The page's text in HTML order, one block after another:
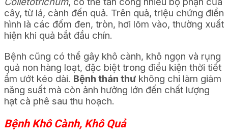
cây, từ lá, cành đến quả. Trên quả, triệu chứng điển
hình là các đốm đen, tròn, hơi lõm vào, thường xuất
hiện khi quả bắt đầu chín.
Bệnh cũng có thể gây khô cành, khô ngọn và rụng
quả non hàng loạt, đặc biệt trong điều kiện thời tiết
ẩm ướt kéo dài. Bệnh thán thư không chỉ làm giảm
năng suất mà còn ảnh hưởng lớn đến chất lượng
hạt cà phê sau thu hoạch.
Bệnh Khô Cành, Khô Quả